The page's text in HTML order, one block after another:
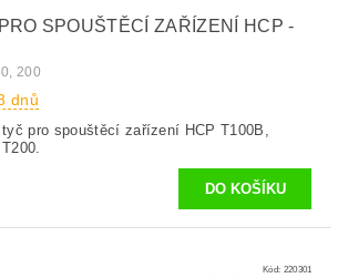
SPOUŠTĚCÍ ZAŘÍZENÍ HCP -
200
dnů
pro spouštěcí zařízení HCP T100B,
Kód: 220301